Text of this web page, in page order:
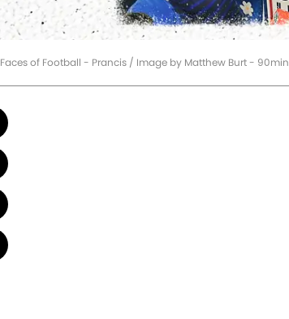
Faces of Football - Prancis / Image by Matthew Burt - 90min